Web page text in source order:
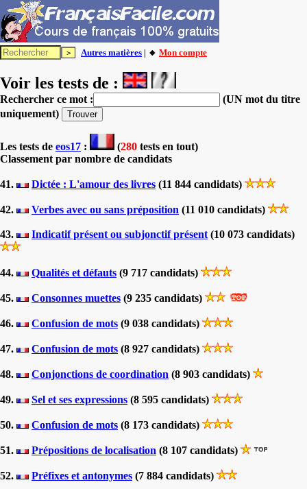
Autres matières | 🔸 Mon compte
Voir les tests de :
Rechercher ce mot :
(UN mot du titre
uniquement)
Les tests de eos17 : (280 tests en tout)
Classement par nombre de candidats
41. Dictée : L'amour des livres (11 844 candidats)
42. Verbes avec ou sans préposition (11 010 candidats)
43. Indicatif présent ou subjonctif présent (10 073 candidats)
44. Qualités et défauts (9 717 candidats)
45. Consonnes muettes (9 235 candidats)
46. Confusion de mots (9 038 candidats)
47. Confusion de mots (8 927 candidats)
48. Conjonctions de coordination (8 903 candidats)
49. Sel et ses expressions (8 595 candidats)
50. Confusion de mots (8 173 candidats)
51. Prépositions de localisation (8 107 candidats)
52. Préfixes et antonymes (7 884 candidats)